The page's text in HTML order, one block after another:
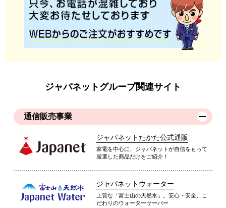
ジャパネットグループ関連サイト
通信販売事業
ジャパネットたかた公式通販
家電を中心に、ジャパネットが自信をもって
厳選した商品だけをご紹介！
ジャパネットウォーター
上質な「富士山の天然水」。安心・安全、こ
だわりのウォーターサーバー